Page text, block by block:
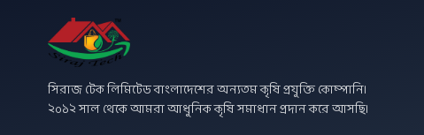
সিরাজ টেক লিমিটেড বাংলাদেশের অন্যতম কৃষি প্রযুক্তি কোম্পানি।
২০১২ সাল থেকে আমরা আধুনিক কৃষি সমাধান প্রদান করে আসছি।